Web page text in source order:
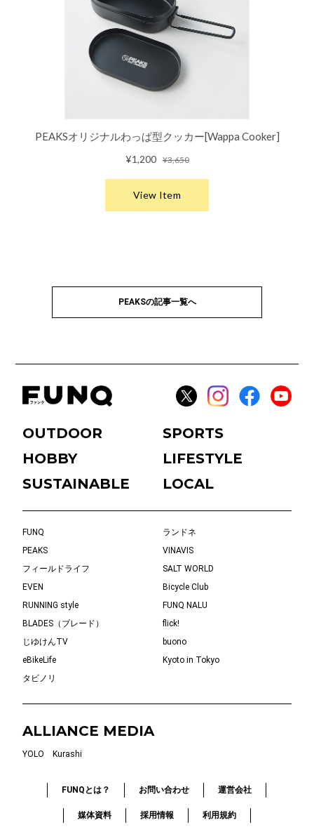
PEAKSの記事一覧へ
OUTDOOR
SPORTS
HOBBY
LIFESTYLE
SUSTAINABLE
LOCAL
FUNQ
ランドネ
PEAKS
VINAVIS
フィールドライフ
SALT WORLD
EVEN
Bicycle Club
RUNNING style
FUNQ NALU
BLADES（ブレード）
flick!
じゆけんTV
buono
eBikeLife
Kyoto in Tokyo
タビノリ
ALLIANCE MEDIA
YOLO Kurashi
FUNQとは？ お問い合わせ 運営会社
媒体資料 採用情報 利用規約